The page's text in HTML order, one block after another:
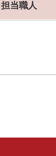
担当職人